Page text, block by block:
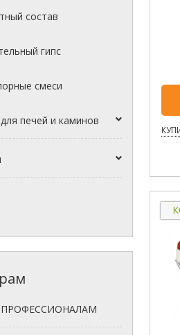
состав
гипс
смеси
печей и каминов